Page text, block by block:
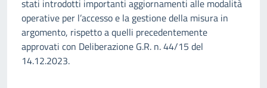
stati introdotti importanti aggiornamenti alle modalità
operative per l’accesso e la gestione della misura in
argomento, rispetto a quelli precedentemente
approvati con Deliberazione G.R. n. 44/15 del
14.12.2023.